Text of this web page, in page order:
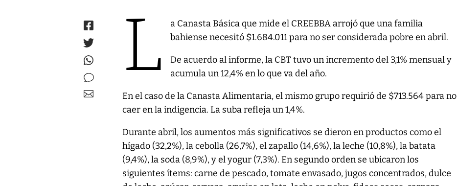
L
a Canasta Básica que mide el CREEBBA arrojó que una familia
bahiense necesitó $1.684.011 para no ser considerada pobre en abril.
De acuerdo al informe, la CBT tuvo un incremento del 3,1% mensual y
acumula un 12,4% en lo que va del año.
En el caso de la Canasta Alimentaria, el mismo grupo requirió de $713.564 para no
caer en la indigencia. La suba refleja un 1,4%.
Durante abril, los aumentos más significativos se dieron en productos como el
hígado (32,2%), la cebolla (26,7%), el zapallo (14,6%), la leche (10,8%), la batata
(9,4%), la soda (8,9%), y el yogur (7,3%). En segundo orden se ubicaron los
siguientes ítems: carne de pescado, tomate envasado, jugos concentrados, dulce